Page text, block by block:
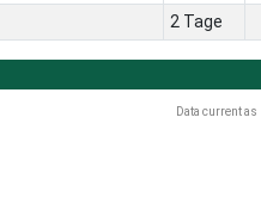
2 Tage
Data current